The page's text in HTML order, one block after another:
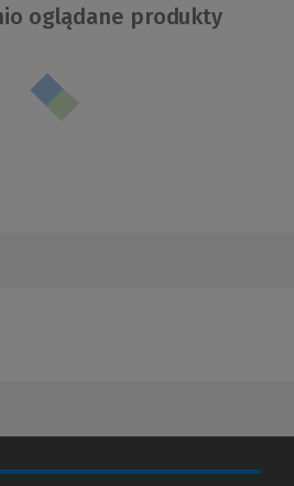
oglądane produkty